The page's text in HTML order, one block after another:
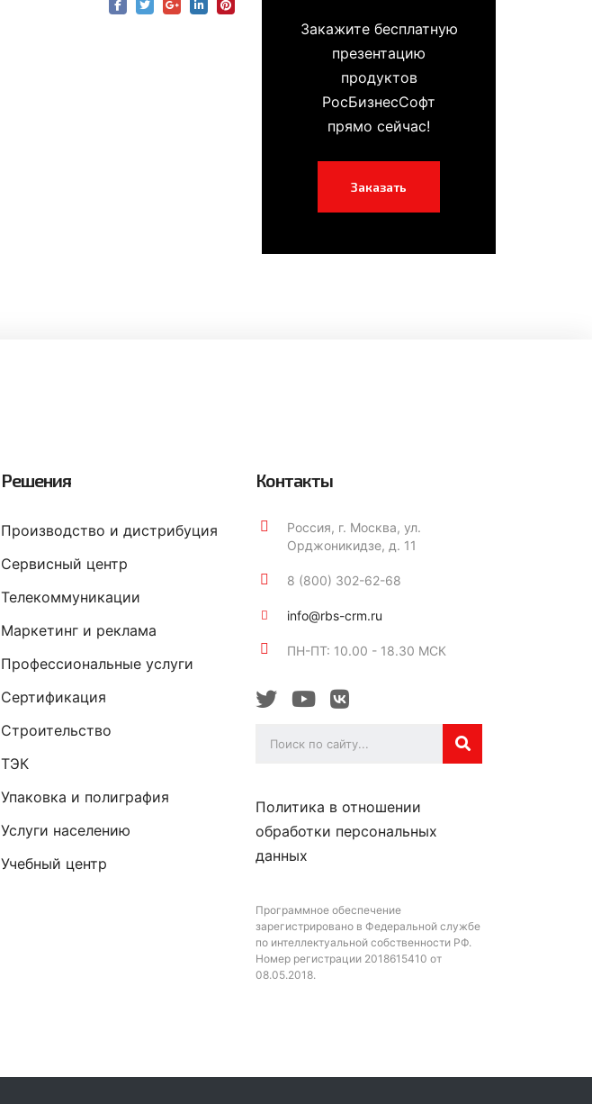
Закажите бесплатную
презентацию
продуктов
РосБизнесСофт
прямо сейчас!
Заказать
Решения
Производство и дистрибуция
Сервисный центр
Телекоммуникации
Маркетинг и реклама
Профессиональные услуги
Сертификация
Строительство
ТЭК
Упаковка и полиграфия
Услуги населению
Учебный центр
Контакты
Россия, г. Москва, ул.
Орджоникидзе, д. 11
8 (800) 302-62-68
info@rbs-crm.ru
ПН-ПТ: 10.00 - 18.30 МСК
Политика в отношении
обработки персональных
данных
Программное обеспечение
зарегистрировано в Федеральной службе
по интеллектуальной собственности РФ.
Номер регистрации 2018615410 от
08.05.2018.